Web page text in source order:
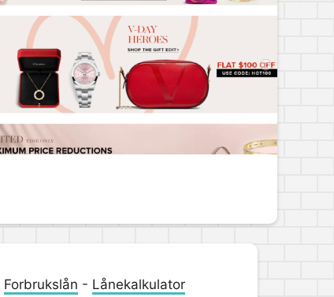
Forbrukslån - Lånekalkulator